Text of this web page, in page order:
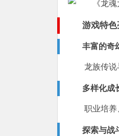
游戏特
丰富的奇
龙族传说
多样化成
职业培养
探索与战